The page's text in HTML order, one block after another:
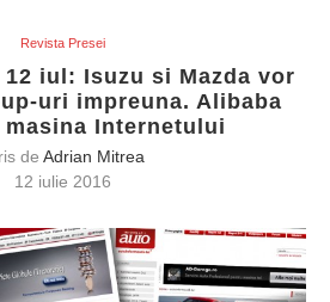
Revista Presei
iul: Isuzu si Mazda vor
uri impreuna. Alibaba
masina Internetului
de Adrian Mitrea
12 iulie 2016